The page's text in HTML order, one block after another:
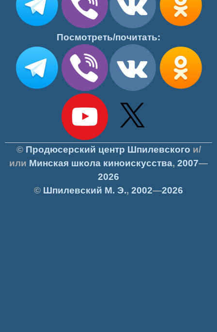
Посмотреть/почитать:
© Продюсерский центр Шпилевского и/
или Минская школа киноискусства, 2007—
2026
© Шпилевский М. Э., 2002—2026